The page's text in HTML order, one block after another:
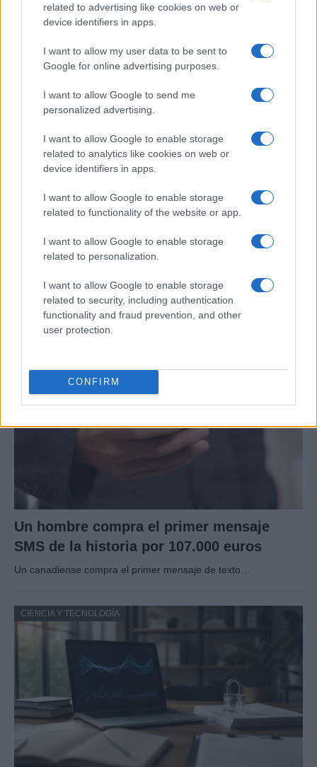
related to advertising like cookies on web or
device identifiers in apps.
I want to allow my user data to be sent to
Google for online advertising purposes.
I want to allow Google to send me
personalized advertising.
I want to allow Google to enable storage
related to analytics like cookies on web or
device identifiers in apps.
I want to allow Google to enable storage
related to functionality of the website or app.
I want to allow Google to enable storage
related to personalization.
I want to allow Google to enable storage
related to security, including authentication
functionality and fraud prevention, and other
user protection.
CONFIRM
Preview: Marvel Super Hero Squad, más
superhéroes para Nintendo Wii
Los fans de Nintendo Wii y los superhéroes…
CIENCIA Y TECNOLOGÍA
su impacto en la sociedad
Los planes regionales de ciencia y tecnología son…
Un hombre compra el primer mensaje
SMS de la historia por 107.000 euros
Un canadiense compra el primer mensaje de texto…
CIENCIA Y TECNOLOGÍA